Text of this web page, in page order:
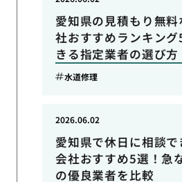
愛知県の見積もり無
社おすすめランキン
きる指定業者の選び方
水道修理
愛知県で休日に相談
会社おすすめ5選！急
の優良業者を比較
2026.06.02